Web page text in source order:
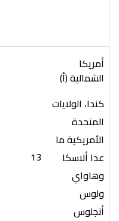
أمريكا
الشمالية (أ)
كندا، الولايات
المتحدة
الأمريكية ما
عدا ألاسكا
وهاواي
ولوس
أنجلوس
13